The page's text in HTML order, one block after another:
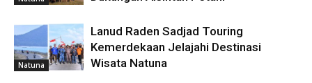
Natuna
Lanud Raden Sadjad Touring
Kemerdekaan Jelajahi Destinasi
Wisata Natuna